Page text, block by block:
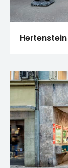
Hertenstein